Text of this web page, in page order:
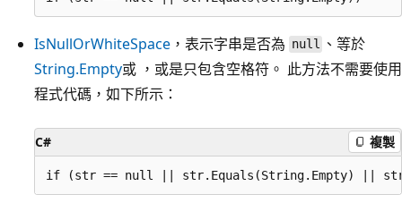
IsNullOrWhiteSpace ，表示字串是否為 null 、等於
String.Empty或 ，或是只包含空格符。 此方法不需要使用
程式代碼，如下所示：
C# 複製